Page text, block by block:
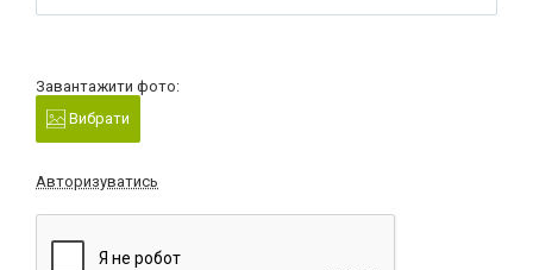
Завантажити фото:
Вибрати
Авторизуватись